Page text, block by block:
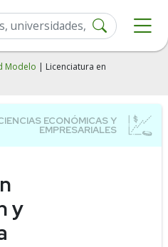
Modelo | Licenciatura en
y